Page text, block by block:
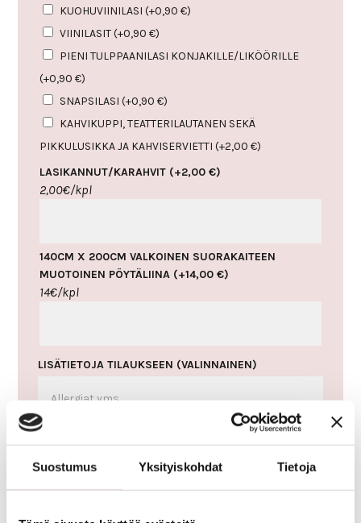
Suostumus Yksityiskohdat Tietoja
KUOHUVIINILASI(+0,90€)
VIINILASIT(+0,90€)
PIENI TULPPAANILASI KONJAKILLE/LIKÖÖRILLE
(+0,90€)
SNAPSILASI(+0,90€)
KAHVIKUPPI, TEATTERILAUTANEN SEKÄ
PIKKULUSIKKA JA KAHVISERVIETTI(+2,00€)
LASIKANNUT/KARAHVIT (+2,00€)
2,00€/kpl
140CM X 200CM VALKOINEN SUORAKAITEEN
MUOTOINEN PÖYTÄLIINA (+14,00€)
14€/kpl
LISÄTIETOJA TILAUKSEEN (VALINNAINEN)
RUOKAILIJOIDEN KOKONAISMÄÄRÄ:
KAHVIKOKOUSPAKETTI
MÄÄRÄ